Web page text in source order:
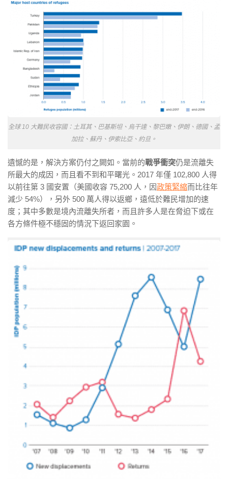
全球 10 大難民收容國：土耳其、巴基斯坦、烏干達、黎巴嫩、伊朗、德國、孟
加拉、蘇丹、伊索比亞、約旦。
遺憾的是，解決方案仍付之闕如。當前的戰爭衝突仍是流離失
所最大的成因，而且看不到和平曙光。2017 年僅 102,800 人得
以前往第 3 國安置（美國收容 75,200 人，因政策緊縮而比往年
減少 54%），另外 500 萬人得以返鄉，遠低於難民增加的速
度；其中多數是境內流離失所者，而且許多人是在脅迫下或在
各方條件極不穩固的情況下返回家園。